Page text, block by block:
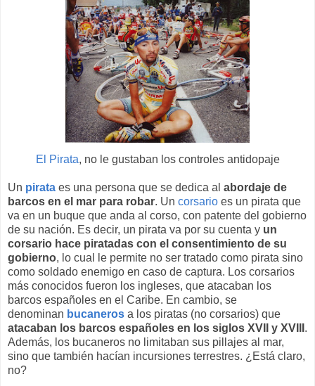
El Pirata, no le gustaban los controles antidopaje
Un pirata es una persona que se dedica al abordaje de
barcos en el mar para robar. Un corsario es un pirata que
va en un buque que anda al corso, con patente del gobierno
de su nación. Es decir, un pirata va por su cuenta y un
corsario hace piratadas con el consentimiento de su
gobierno, lo cual le permite no ser tratado como pirata sino
como soldado enemigo en caso de captura. Los corsarios
más conocidos fueron los ingleses, que atacaban los
barcos españoles en el Caribe. En cambio, se
denominan bucaneros a los piratas (no corsarios) que
atacaban los barcos españoles en los siglos XVII y XVIII .
Además, los bucaneros no limitaban sus pillajes al mar,
sino que también hacían incursiones terrestres. ¿Está claro,
no?